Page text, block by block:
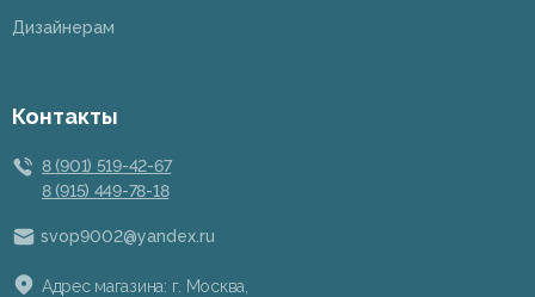
Дизайнерам
Контакты
8 (901) 519-42-67
8 (915) 449-78-18
svop9002@yandex.ru
Адрес магазина: г. Москва,